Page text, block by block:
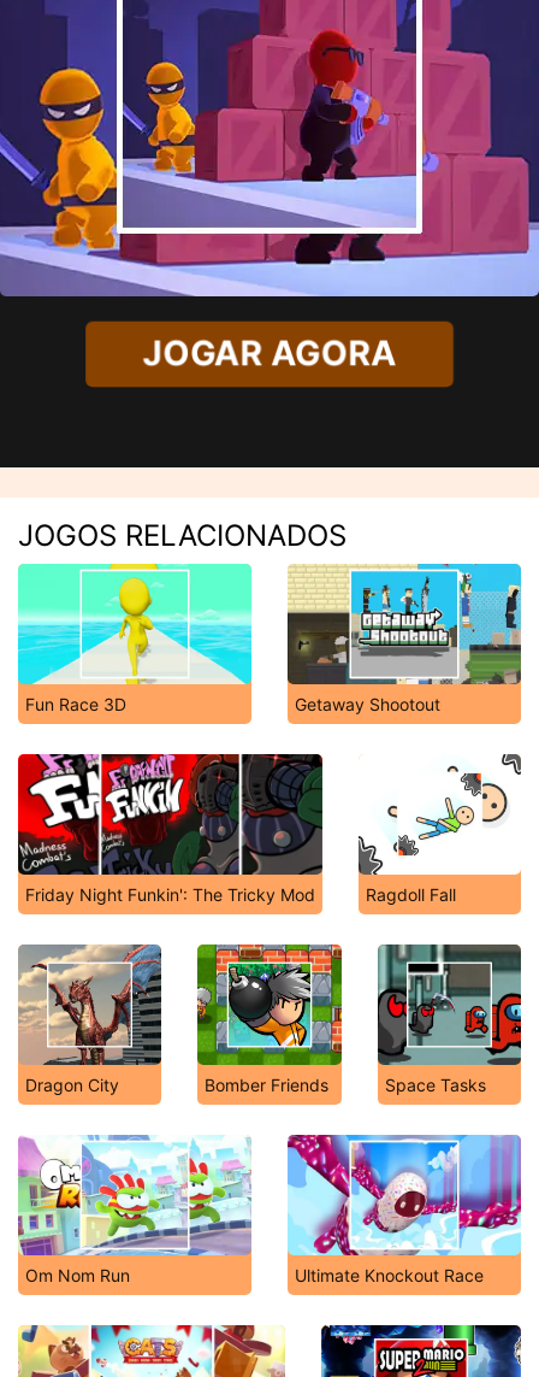
JOGAR AGORA
JOGOS RELACIONADOS
Fun Race 3D Getaway Shootout
Friday Night Funkin': The Tricky Mod Ragdoll Fall
Dragon City Bomber Friends Space Tasks
Om Nom Run Ultimate Knockout Race